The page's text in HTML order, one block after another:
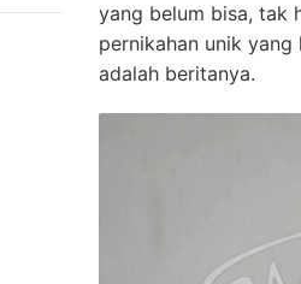
yang belum bisa, tak
pernikahan unik
adalah beritanya.